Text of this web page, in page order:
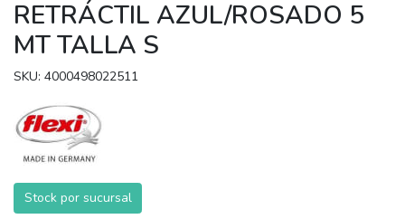
RETRÁCTIL AZUL/ROSADO 5
MT TALLA S
SKU: 4000498022511
Stock por sucursal